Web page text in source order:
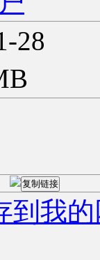
28
复制链接
到我